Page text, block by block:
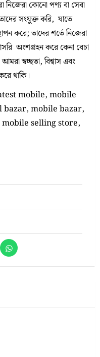
নিজেরা কোনো পণ্য বা সেবা
সংযুক্ত করি, যাতে
করে; তাদের শর্তে নিজেরা
অংশগ্রহন করে কেনা বেচা
স্বচ্ছতা, বিশ্বাস এবং
থাকি।
mobile, mobile
bazar, mobile bazar,
selling store,